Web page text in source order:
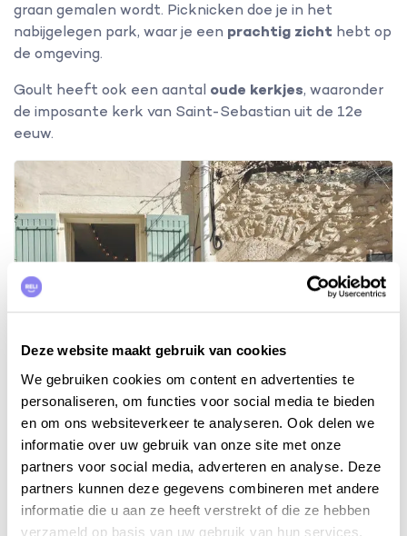
Deze website maakt gebruik van cookies
We gebruiken cookies om content en advertenties te
personaliseren, om functies voor social media te bieden
en om ons websiteverkeer te analyseren. Ook delen we
informatie over uw gebruik van onze site met onze
partners voor social media, adverteren en analyse. Deze
partners kunnen deze gegevens combineren met andere
informatie die u aan ze heeft verstrekt of die ze hebben
verzameld op basis van uw gebruik van hun services.
graan gemalen wordt. Picknicken doe je in het
nabijgelegen park, waar je een prachtig zicht hebt op
de omgeving.
Goult heeft ook een aantal oude kerkjes, waaronder
de imposante kerk van Saint-Sebastian uit de 12e
eeuw.